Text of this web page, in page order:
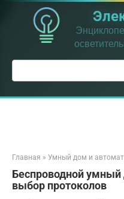
Перейти
контенту
Поиск:
Главная » Умный дом и
Беспроводной
выбор протоколов